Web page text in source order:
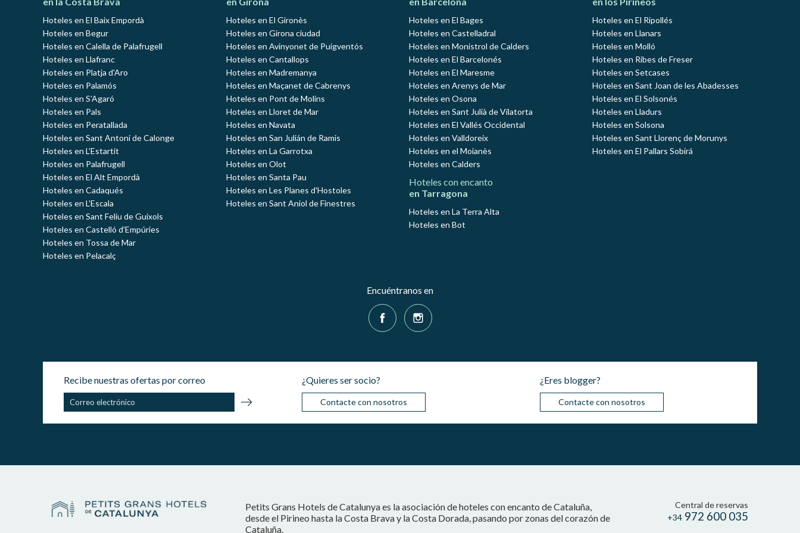
Hoteles en El Baix Empordà
Hoteles en Begur
Hoteles en Calella de Palafrugell
Hoteles en Llafranc
Hoteles en Platja d'Aro
Hoteles en Palamós
Hoteles en S'Agaró
Hoteles en Pals
Hoteles en Peratallada
Hoteles en Sant Antoni de Calonge
Hoteles en L'Estartit
Hoteles en Palafrugell
Hoteles en El Alt Empordà
Hoteles en Cadaqués
Hoteles en L'Escala
Hoteles en Sant Feliu de Guíxols
Hoteles en Castelló d'Empúries
Hoteles en Tossa de Mar
Hoteles en Pelacalç
Hoteles en El Gironès
Hoteles en Girona ciudad
Hoteles en Avinyonet de Puigventós
Hoteles en Cantallops
Hoteles en Madremanya
Hoteles en Maçanet de Cabrenys
Hoteles en Pont de Molins
Hoteles en Lloret de Mar
Hoteles en Navata
Hoteles en San Julián de Ramis
Hoteles en La Garrotxa
Hoteles en Olot
Hoteles en Santa Pau
Hoteles en Les Planes d'Hostoles
Hoteles en Sant Aniol de Finestres
Hoteles en El Bages
Hoteles en Castelladral
Hoteles en Monistrol de Calders
Hoteles en El Barcelonés
Hoteles en El Maresme
Hoteles en Arenys de Mar
Hoteles en Osona
Hoteles en Sant Julià de Vilatorta
Hoteles en El Vallés Occidental
Hoteles en Valldoreix
Hoteles en el Moianès
Hoteles en Calders
Hoteles con encanto
en Tarragona
Hoteles en La Terra Alta
Hoteles en Bot
Hoteles en El Ripollés
Hoteles en Llanars
Hoteles en Molló
Hoteles en Ribes de Freser
Hoteles en Setcases
Hoteles en Sant Joan de les Abadesses
Hoteles en El Solsonés
Hoteles en Lladurs
Hoteles en Solsona
Hoteles en Sant Llorenç de Morunys
Hoteles en El Pallars Sobirá
Encuéntranos en
Recibe nuestras ofertas por correo ¿Quieres ser socio?
Contacte con nosotros
¿Eres blogger?
Contacte con nosotros
Petits Grans Hotels de Catalunya es la asociación de hoteles con encanto de Cataluña,
desde el Pirineo hasta la Costa Brava y la Costa Dorada, pasando por zonas del corazón de
Cataluña.
Central de reservas
+34 972 600 035